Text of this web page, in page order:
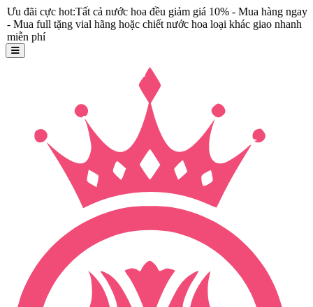
hot:Tất cả nước hoa đều giảm giá 10% - Mua hàng ngay
tặng vial hãng hoặc chiết nước hoa loại khác giao nhanh